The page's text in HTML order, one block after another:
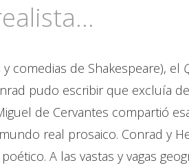
comedias de Shakespeare), el
pudo escribir que excluía
de Cervantes compartió
real prosaico. Conrad y
A las vastas y vagas